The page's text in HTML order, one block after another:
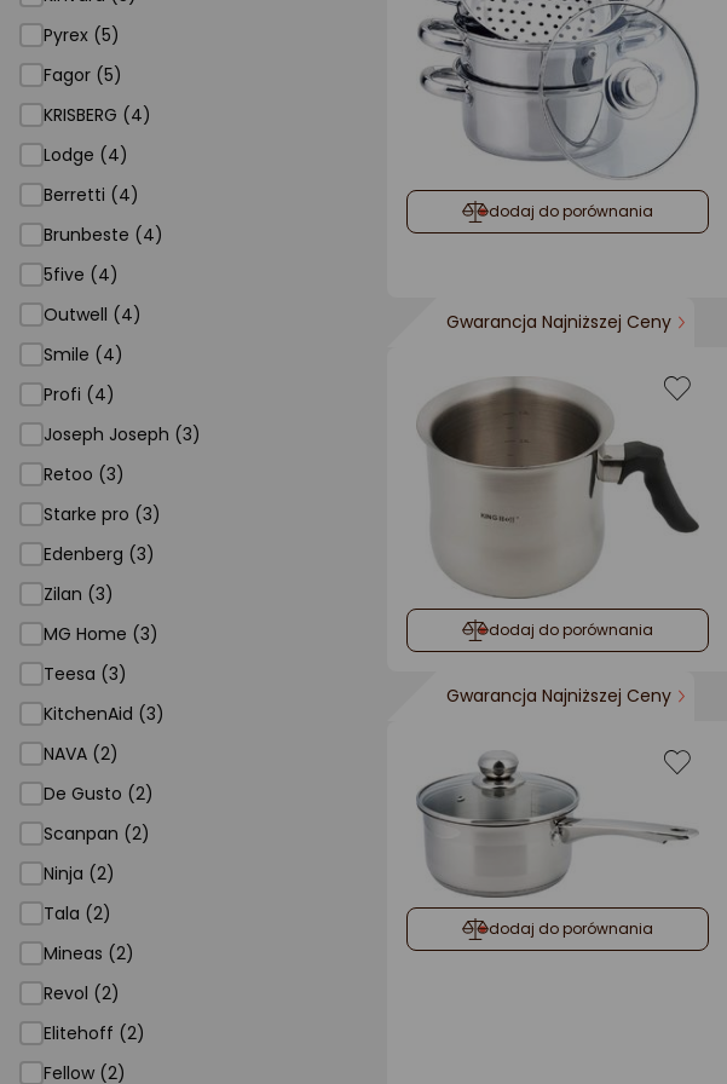
Pyrex (5)
Fagor (5)
KRISBERG (4)
Lodge (4)
Berretti (4)
Brunbeste (4)
5five (4)
Outwell (4)
Smile (4)
Profi (4)
Joseph Joseph (3)
Retoo (3)
Starke pro (3)
Edenberg (3)
Zilan (3)
MG Home (3)
Teesa (3)
KitchenAid (3)
NAVA (2)
De Gusto (2)
Scanpan (2)
Ninja (2)
Tala (2)
Mineas (2)
Revol (2)
Elitehoff (2)
Fellow (2)
dodaj do porównania
Gwarancja Najniższej Ceny
dodaj do porównania
Gwarancja Najniższej Ceny
dodaj do porównania